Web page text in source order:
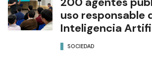
uso responsable
Inteligencia
SOCIEDAD